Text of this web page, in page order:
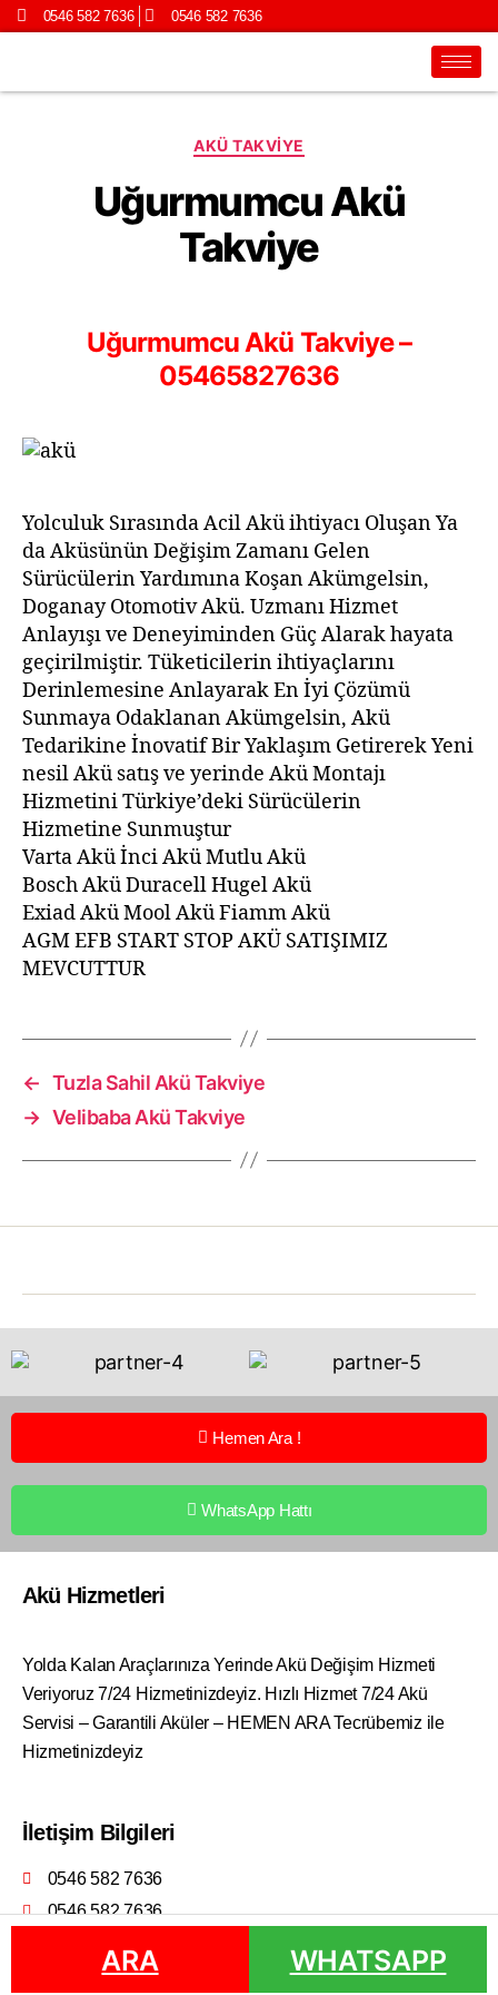
0546 582 7636 0546 582 7636
AKÜ TAKVIYE
Uğurmumcu Akü
Takviye
Uğurmumcu Akü Takviye –
05465827636
Yolculuk Sırasında Acil Akü ihtiyacı Oluşan Ya
da Aküsünün Değişim Zamanı Gelen
Sürücülerin Yardımına Koşan Akümgelsin,
Doganay Otomotiv Akü. Uzmanı Hizmet
Anlayışı ve Deneyiminden Güç Alarak hayata
geçirilmiştir. Tüketicilerin ihtiyaçlarını
Derinlemesine Anlayarak En İyi Çözümü
Sunmaya Odaklanan Akümgelsin, Akü
Tedarikine İnovatif Bir Yaklaşım Getirerek Yeni
nesil Akü satış ve yerinde Akü Montajı
Hizmetini Türkiye’deki Sürücülerin
Hizmetine Sunmuştur
Varta Akü İnci Akü Mutlu Akü
Bosch Akü Duracell Hugel Akü
Exiad Akü Mool Akü Fiamm Akü
AGM EFB START STOP AKÜ SATIŞIMIZ
MEVCUTTUR
← Tuzla Sahil Akü Takviye
→ Velibaba Akü Takviye
ARA WHATSAPP
Hemen Ara !
WhatsApp Hattı
Akü Hizmetleri
Yolda Kalan Araçlarınıza Yerinde Akü Değişim Hizmeti
Veriyoruz 7/24 Hizmetinizdeyiz. Hızlı Hizmet 7/24 Akü
Servisi – Garantili Aküler – HEMEN ARA Tecrübemiz ile
Hizmetinizdeyiz
İletişim Bilgileri
0546 582 7636
0546 582 7636
Doğanay Otomotiv © 2022 | Vasi Web Tasarım
ARA WHATSAPP